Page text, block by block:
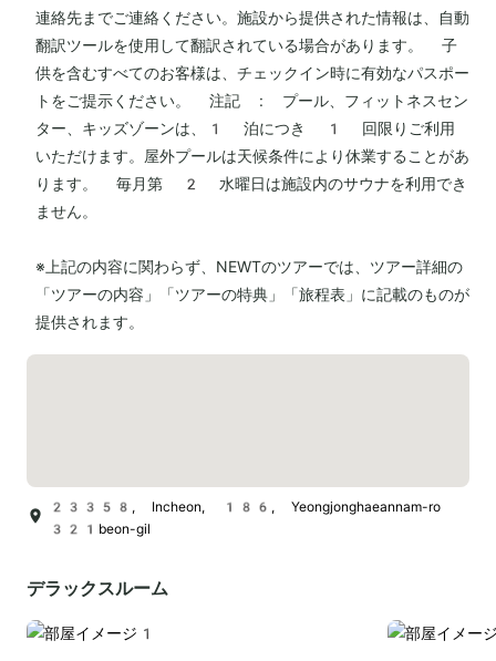
連絡先までご連絡ください。施設から提供された情報は、自動
翻訳ツールを使用して翻訳されている場合があります。 子
供を含むすべてのお客様は、チェックイン時に有効なパスポー
トをご提示ください。 注記 : プール、フィットネスセン
ター、キッズゾーンは、1 泊につき 1 回限りご利用
いただけます。屋外プールは天候条件により休業することがあ
ります。 毎月第 2 水曜日は施設内のサウナを利用でき
ません。
※上記の内容に関わらず、NEWTのツアーでは、ツアー詳細の
「ツアーの内容」「ツアーの特典」「旅程表」に記載のものが
提供されます。
23358, Incheon, 186, Yeongjonghaeannam-ro
321beon-gil
デラックスルーム